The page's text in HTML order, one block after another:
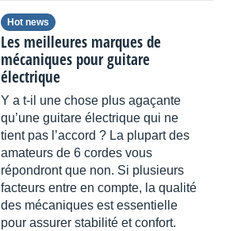
Hot news
Les meilleures marques de
mécaniques pour guitare
électrique
Y a t-il une chose plus agaçante
qu’une guitare électrique qui ne
tient pas l’accord ? La plupart des
amateurs de 6 cordes vous
répondront que non. Si plusieurs
facteurs entre en compte, la qualité
des mécaniques est essentielle
pour assurer stabilité et confort.